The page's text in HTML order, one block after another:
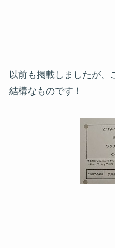
以前も掲載しましたが、
結構なものです！